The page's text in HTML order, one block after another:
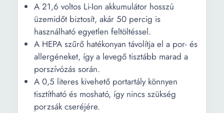
A 21,6 voltos Li-Ion akkumulátor hosszú
üzemidőt biztosít, akár 50 percig is
használható egyetlen feltöltéssel.
A HEPA szűrő hatékonyan távolítja el a por- és
allergéneket, így a levegő tisztább marad a
porszívózás során.
A 0,5 literes kivehető portartály könnyen
tisztítható és mosható, így nincs szükség
porzsák cseréjére.